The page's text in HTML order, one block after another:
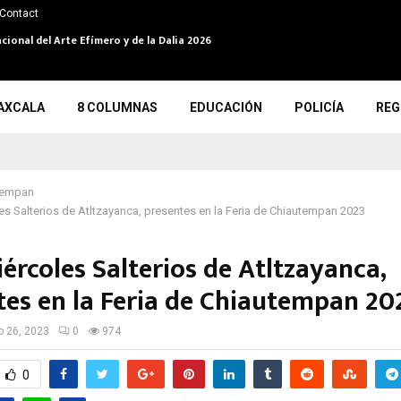
Contact
del Arte Efímero y de la Dalia 2026
8 COLUMNAS EDUCACIÓN POLICÍA
Salterios de Atltzayanca, presentes en la Feria de Chiautempan 2023
Salterios de Atltzayanca,
en la Feria de Chiautempan
26, 2023 0 974
0